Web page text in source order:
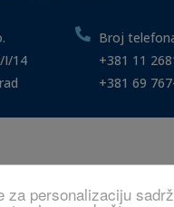
za personalizaciju
I/14
Broj
+381 11
+381 69